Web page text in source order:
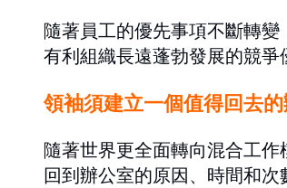
隨著員工的優先事項不斷轉
有利組織長遠蓬勃發展的競爭
領袖須建立一個值得回去
隨著世界更全面轉向混合工
回到辦公室的原因、時間和次